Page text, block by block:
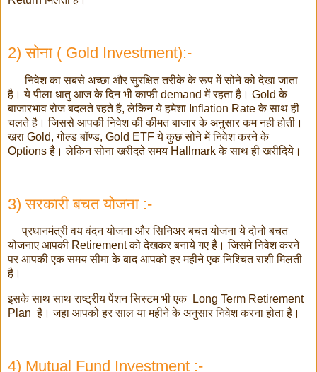
2) सोना ( Gold Investment):-
निवेश का सबसे अच्छा और सुरक्षित तरीके के रूप में सोने को देखा जाता
है। ये पीला धातु आज के दिन भी काफी demand में रहता है। Gold के
बाजारभाव रोज बदलते रहते है, लेकिन ये हमेशा Inflation Rate के साथ ही
चलते है। जिससे आपकी निवेश की कीमत बाजार के अनुसार कम नही होती।
खरा Gold, गोल्ड बॉण्ड, Gold ETF ये कुछ सोने में निवेश करने के
Options है। लेकिन सोना खरीदते समय Hallmark के साथ ही खरीदिये।
3) सरकारी बचत योजना :-
प्रधानमंत्री वय वंदन योजना और सिनिअर बचत योजना ये दोनो बचत
योजनाए आपकी Retirement को देखकर बनाये गए है। जिसमे निवेश करने
पर आपकी एक समय सीमा के बाद आपको हर महीने एक निश्चित राशी मिलती
है।
इसके साथ साथ राष्ट्रीय पेंशन सिस्टम भी एक Long Term Retirement
Plan है। जहा आपको हर साल या महीने के अनुसार निवेश करना होता है।
4) Mutual Fund Investment :-